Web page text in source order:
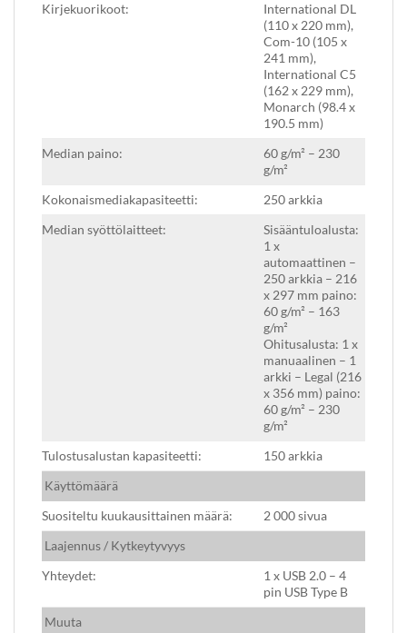
Kirjekuorikoot:
International DL
(110 x 220 mm),
Com-10 (105 x
241 mm),
International C5
(162 x 229 mm),
Monarch (98.4 x
190.5 mm)
Median paino:
60 g/m² – 230
g/m²
Kokonaismediakapasiteetti:
250 arkkia
Median syöttölaitteet:
Sisääntuloalusta:
1 x
automaattinen –
250 arkkia – 216
x 297 mm paino:
60 g/m² – 163
g/m²
Ohitusalusta: 1 x
manuaalinen – 1
arkki – Legal (216
x 356 mm) paino:
60 g/m² – 230
g/m²
Tulostusalustan kapasiteetti:
150 arkkia
Käyttömäärä
Suositeltu kuukausittainen määrä:
2 000 sivua
Laajennus / Kytkeytyvyys
Yhteydet:
1 x USB 2.0 – 4
pin USB Type B
Muuta